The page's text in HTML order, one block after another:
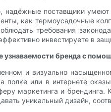
надёжные поставщики умеют
как термоусадочные
требования
инвестируете в
бренда с
и визуально
полке или в интернете
маркетинга и
уникальный дизайн,